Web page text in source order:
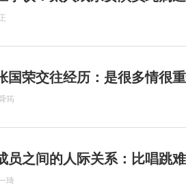
国荣交往经历：是很多情很
筠
员之间的人际关系：比唱跳
琦